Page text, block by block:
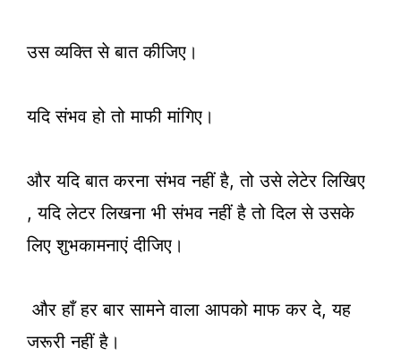
उस व्यक्ति से बात कीजिए।
यदि संभव हो तो माफी मांगिए।
और यदि बात करना संभव नहीं है, तो उसे लेटेर लिखिए
, यदि लेटर लिखना भी संभव नहीं है तो दिल से उसके
लिए शुभकामनाएं दीजिए।
और हाँ हर बार सामने वाला आपको माफ कर दे, यह
जरूरी नहीं है।